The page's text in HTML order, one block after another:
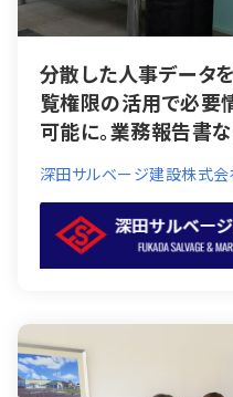
分散した人事データ
覧権限の活用で必要
可能に。業務報告書
深田サルベージ建設株式